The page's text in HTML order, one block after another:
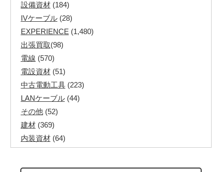
設備資材(184)
IVケーブル(28)
EXPERIENCE (1,480)
出張買取(98)
電線 (570)
電設資材(51)
中古電動工具(223)
LANケーブル(44)
その他(52)
建材(369)
内装資材(64)